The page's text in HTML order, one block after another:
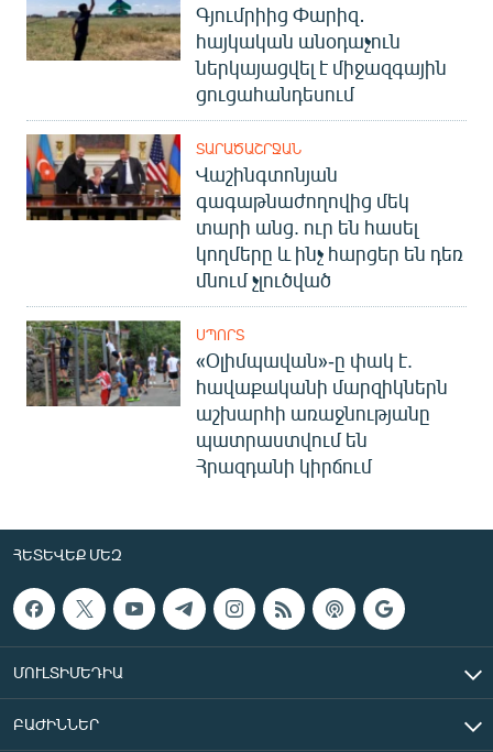
Գյումրիից Փարիզ․
հայկական անօդաչուն
ներկայացվել է միջազգային
ցուցահանդեսում
ՏԱՐԱԾԱՇՐՋԱՆ
Վաշինգտոնյան
գագաթնաժողովից մեկ
տարի անց. ուր են հասել
կողմերը և ինչ հարցեր են դեռ
մնում չլուծված
ՍՊՈՐՏ
«Օլիմպավան»-ը փակ է.
հավաքականի մարզիկներն
աշխարհի առաջնությանը
պատրաստվում են
Հրազդանի կիրճում
ՀԵՏԵՎԵՔ ՄԵԶ
ՄՈՒԼՏԻՄԵԴԻԱ
ԲԱԺԻՆՆԵՐ